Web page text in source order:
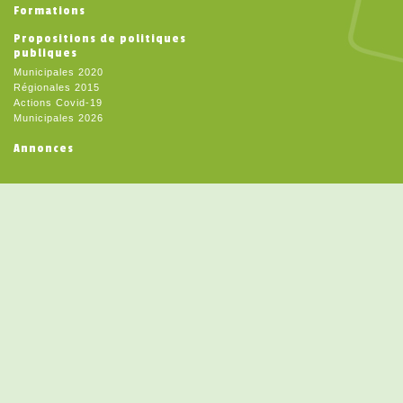
Formations
Propositions de politiques
publiques
Municipales 2020
Régionales 2015
Actions Covid-19
Municipales 2026
Annonces